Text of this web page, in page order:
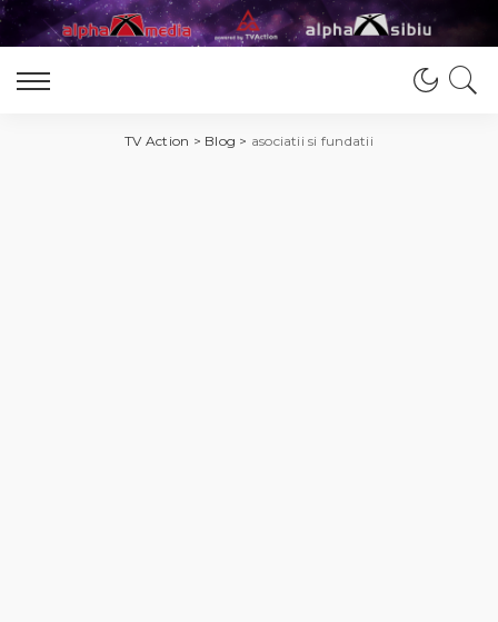
TV Action > Blog > asociatii si fundatii